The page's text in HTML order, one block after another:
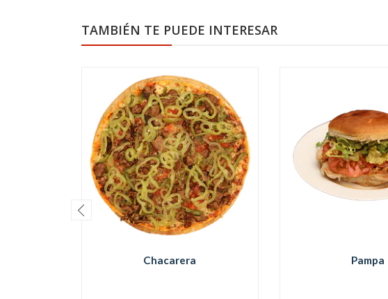
TAMBIÉN TE PUEDE INTERESAR
Chacarera Pampa